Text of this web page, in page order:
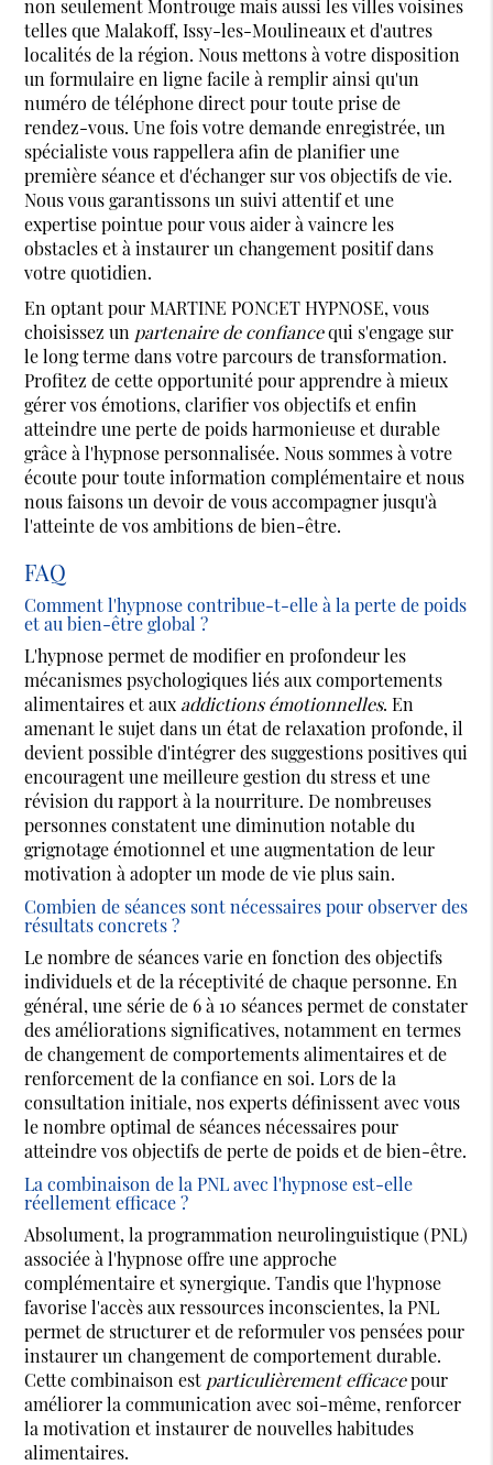
non seulement Montrouge mais aussi les villes voisines
telles que Malakoff, Issy-les-Moulineaux et d'autres
localités de la région. Nous mettons à votre disposition
un formulaire en ligne facile à remplir ainsi qu'un
numéro de téléphone direct pour toute prise de
rendez-vous. Une fois votre demande enregistrée, un
spécialiste vous rappellera afin de planifier une
première séance et d'échanger sur vos objectifs de vie.
Nous vous garantissons un suivi attentif et une
expertise pointue pour vous aider à vaincre les
obstacles et à instaurer un changement positif dans
votre quotidien.
En optant pour MARTINE PONCET HYPNOSE, vous
choisissez un partenaire de confiancequi s'engage sur
le long terme dans votre parcours de transformation.
Profitez de cette opportunité pour apprendre à mieux
gérer vos émotions, clarifier vos objectifs et enfin
atteindre une perte de poids harmonieuse et durable
grâce à l'hypnose personnalisée. Nous sommes à votre
écoute pour toute information complémentaire et nous
nous faisons un devoir de vous accompagner jusqu'à
l'atteinte de vos ambitions de bien-être.
FAQ
Comment l'hypnose contribue-t-elle à la perte de poids
et au bien-être global ?
L'hypnose permet de modifier en profondeur les
mécanismes psychologiques liés aux comportements
alimentaires et aux addictions émotionnelles. En
amenant le sujet dans un état de relaxation profonde, il
devient possible d'intégrer des suggestions positives qui
encouragent une meilleure gestion du stress et une
révision du rapport à la nourriture. De nombreuses
personnes constatent une diminution notable du
grignotage émotionnel et une augmentation de leur
motivation à adopter un mode de vie plus sain.
Combien de séances sont nécessaires pour observer des
résultats concrets ?
Le nombre de séances varie en fonction des objectifs
individuels et de la réceptivité de chaque personne. En
général, une série de 6 à 10 séances permet de constater
des améliorations significatives, notamment en termes
de changement de comportements alimentaires et de
renforcement de la confiance en soi. Lors de la
consultation initiale, nos experts définissent avec vous
le nombre optimal de séances nécessaires pour
atteindre vos objectifs de perte de poids et de bien-être.
La combinaison de la PNL avec l'hypnose est-elle
réellement efficace ?
Absolument, la programmation neurolinguistique (PNL)
associée à l'hypnose offre une approche
complémentaire et synergique. Tandis que l'hypnose
favorise l'accès aux ressources inconscientes, la PNL
permet de structurer et de reformuler vos pensées pour
instaurer un changement de comportement durable.
Cette combinaison est particulièrement efficacepour
améliorer la communication avec soi-même, renforcer
la motivation et instaurer de nouvelles habitudes
alimentaires.